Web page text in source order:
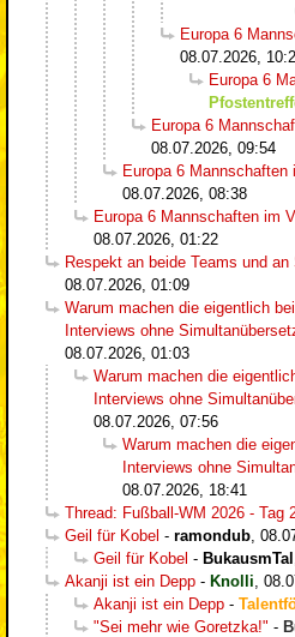
Europa 6
08.07.2026,
Europa 6
Europa 6
08.07.2026, 09:54
Europa 6 Mannschaften
08.07.2026, 08:38
Europa 6 Mannschaften im
08.07.2026, 01:22
Respekt an beide Teams und an
08.07.2026, 01:09
Warum machen die eigentlich
Interviews ohne
08.07.2026, 01:03
Warum machen die
Interviews ohne
08.07.2026, 07:56
Warum machen die
Interviews ohne
08.07.2026, 18:41
Thread: Fußball-WM 2026 - Tag
Geil für Kobel - ramondub
Geil für Kobel - BukausmTal
Akanji ist ein Depp - Knolli
Akanji ist ein Depp -
"Sei mehr wie Goretzka!" -